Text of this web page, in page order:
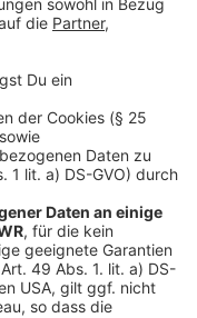
voran. Im
das bereits
war. Das
mit Flächen
Handel sowie
Hotelkette prizeotel
195-Zimmer-Haus
wird ein
sein